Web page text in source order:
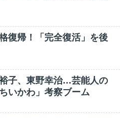
復帰！「完全復活」を後
子、東野幸治…芸能人の
いかわ」考察ブーム